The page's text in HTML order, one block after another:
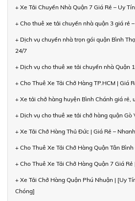
+ Xe Tải Chuyển Nhà Quận 7 Giá Rẻ – Uy
+ Cho thuê xe tải chuyển nhà quận 3 giá rẻ
+ Dịch vụ chuyển nhà trọn gói quận Bình
24/7
+ Dịch vụ cho thuê xe tải chuyển nhà Quận
+ Cho Thuê Xe Tải Chở Hàng TP.HCM | Giá
+ Xe tải chở hàng huyện Bình Chánh giá rẻ,
+ Dịch vụ cho thuê xe tải chở hàng quận Gò
+ Xe Tải Chở Hàng Thủ Đức | Giá Rẻ –
+ Cho Thuê Xe Tải Chở Hàng Quận Tân Bình
+ Cho Thuê Xe Tải Chở Hàng Quận 7 Giá
+ Xe Tải Chở Hàng Quận Phú Nhuận | [Uy
Chóng]